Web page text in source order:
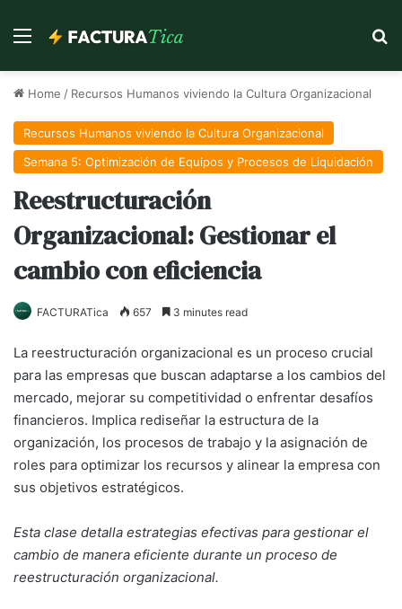
Menu
Home / Recursos Humanos viviendo la Cultura Organizacional
Recursos Humanos viviendo la Cultura Organizacional
Semana 5: Optimización de Equipos y Procesos de Liquidación
Reestructuración
Organizacional: Gestionar el
cambio con eficiencia
FACTURATica 657 3 minutes read
La reestructuración organizacional es un proceso crucial
para las empresas que buscan adaptarse a los cambios del
mercado, mejorar su competitividad o enfrentar desafíos
financieros. Implica rediseñar la estructura de la
organización, los procesos de trabajo y la asignación de
roles para optimizar los recursos y alinear la empresa con
sus objetivos estratégicos.
Esta clase detalla estrategias efectivas para gestionar el
cambio de manera eficiente durante un proceso de
reestructuración organizacional.